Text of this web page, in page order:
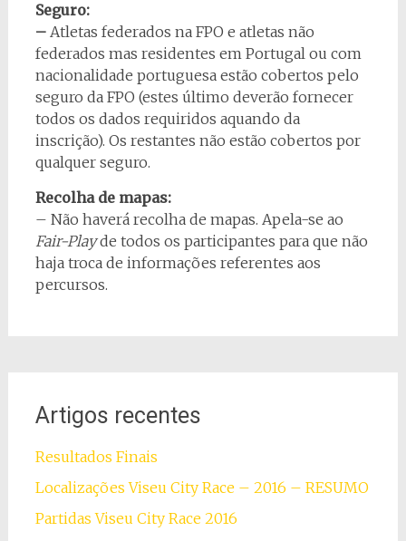
Seguro:
–Atletas federados na FPO e atletas não
federados mas residentes em Portugal ou com
nacionalidade portuguesa estão cobertos pelo
seguro da FPO (estes último deverão fornecer
todos os dados requiridos aquando da
inscrição). Os restantes não estão cobertos por
qualquer seguro.
Recolha de mapas:
– Não haverá recolha de mapas. Apela-se ao
Fair-Playde todos os participantes para que não
haja troca de informações referentes aos
percursos.
Artigos recentes
Resultados Finais
Localizações Viseu City Race – 2016 – RESUMO
Partidas Viseu City Race 2016